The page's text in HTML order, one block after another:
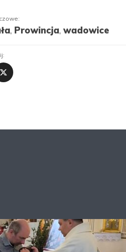
, Prowincja, wadowice